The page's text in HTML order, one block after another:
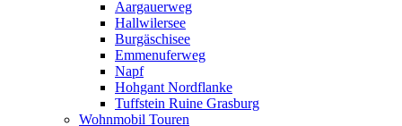
Aargauerweg
Hallwilersee
Burgäschisee
Emmenuferweg
Napf
Hohgant Nordflanke
Tuffstein Ruine Grasburg
Wohnmobil Touren